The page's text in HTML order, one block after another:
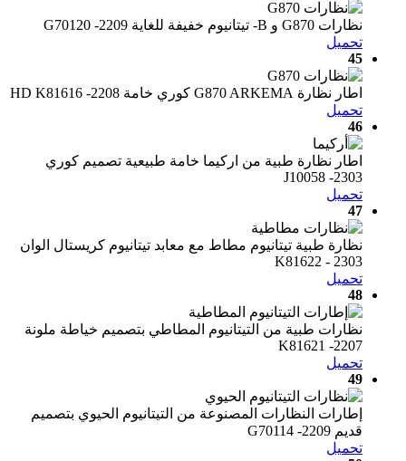
نظارات G870 و B- تيتانيوم خفيفة للغاية G70120 -2209
تحميل
45
اطار نظارة G870 ARKEMA كوري خامة HD K81616 -2208
تحميل
46
اطار نظارة طبية من اركيما ​​خامة طبيعية تصميم كوري
J10058 -2303
تحميل
47
نظارة طبية تيتانيوم مطاط مع معابد تيتانيوم كريستال الوان
K81622 - 2303
تحميل
48
نظارات طبية من التيتانيوم المطاطي بتصميم خياطة ملونة
K81621 -2207
تحميل
49
إطارات النظارات المصنوعة من التيتانيوم الحيوي بتصميم
قديم G70114 -2209
تحميل